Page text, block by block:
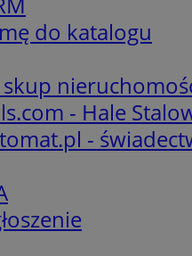
do katalogu
- Hale
-